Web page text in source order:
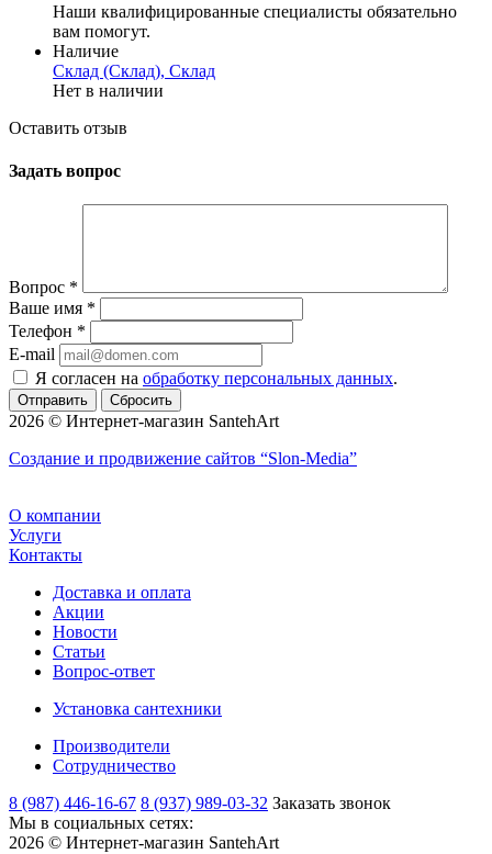
Наши квалифицированные специалисты обязательно
вам помогут.
Наличие
Склад (Склад), Склад
Нет в наличии
Оставить отзыв
Задать вопрос
Вопрос *
Ваше имя *
Телефон *
E-mail
Я согласен на обработку персональных данных.
Сбросить
2026 © Интернет-магазин SantehArt
Создание и продвижение сайтов “Slon-Media”
О компании
Услуги
Контакты
Доставка и оплата
Акции
Новости
Статьи
Вопрос-ответ
Установка сантехники
Производители
Сотрудничество
8 (987) 446-16-67 8 (937) 989-03-32 Заказать звонок
Мы в социальных сетях:
2026 © Интернет-магазин SantehArt